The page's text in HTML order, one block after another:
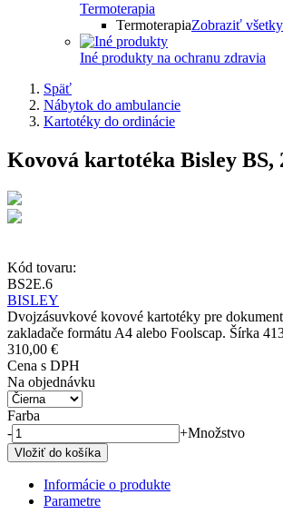
Termoterapia
TermoterapiaZobraziť všetky
Iné produkty na ochranu zdravia
Späť
Nábytok do ambulancie
Kartotéky do ordinácie
Kovová kartotéka Bisley BS,
Kód tovaru:
BS2E.6
BISLEY
Dvojzásuvkové kovové kartotéky pre
zakladače formátu A4 alebo Foolscap. Šírka
310,00 €
Cena s DPH
Na objednávku
Farba
-
+Množstvo
Informácie o produkte
Parametre